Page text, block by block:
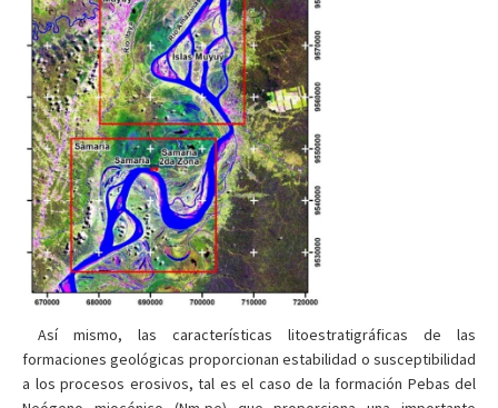
Así mismo, las características litoestratigráficas de las
formaciones geológicas proporcionan estabilidad o susceptibilidad
a los procesos erosivos, tal es el caso de la formación Pebas del